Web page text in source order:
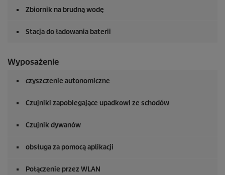
Zbiornik na brudną wodę
Stacja do ładowania baterii
Wyposażenie
czyszczenie autonomiczne
Czujniki zapobiegające upadkowi ze schodów
Czujnik dywanów
obsługa za pomocą aplikacji
Połączenie przez WLAN